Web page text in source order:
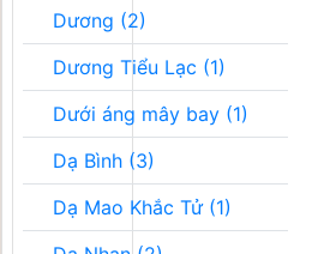
Dương (2)
Dương Tiểu Lạc (1)
Dưới áng mây bay (1)
Dạ Bình (3)
Dạ Mao Khắc Tử (1)